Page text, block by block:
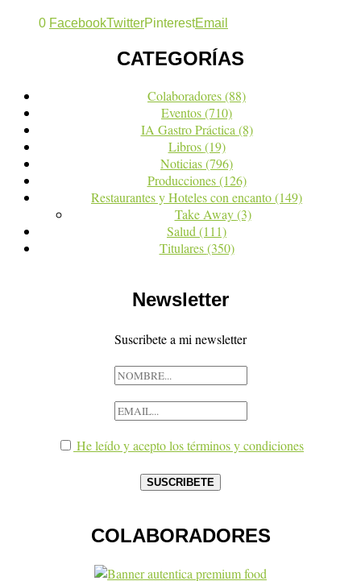
0 FacebookTwitterPinterestEmail
CATEGORÍAS
Colaboradores(88)
Eventos(710)
IA Gastro Práctica(8)
Libros(19)
Noticias(796)
Producciones(126)
Restaurantes y Hoteles con encanto(149)
Take Away(3)
Salud(111)
Titulares(350)
Newsletter
Suscribete a mi newsletter
He leído y acepto los términos y condiciones
COLABORADORES